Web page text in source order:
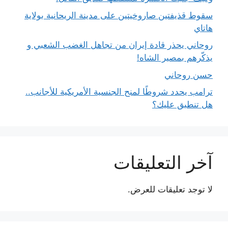
سقوط قذيفتين صاروخيتين على مدينة الريحانية بولاية
هاتاي
روحاني يحذر قادة إيران من تجاهل الغضب الشعبي و
يذكّرهم بمصير الشاه!
حسن روحاني
ترامب يحدد شروطًا لمنح الجنسية الأمريكية للأجانب..
هل تنطبق عليك؟
آخر التعليقات
لا توجد تعليقات للعرض.